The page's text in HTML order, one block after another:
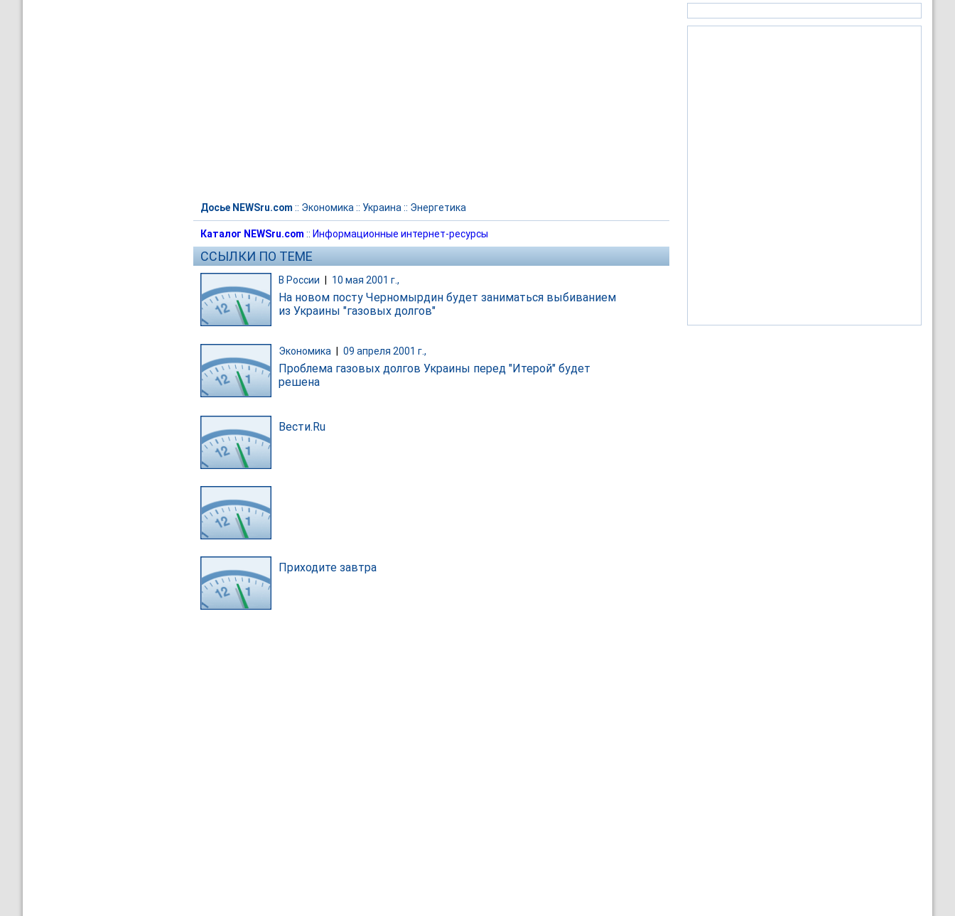
Досье NEWSru.com :: Экономика :: Украина :: Энергетика
Каталог NEWSru.com :: Информационные интернет-ресурсы
ССЫЛКИ ПО ТЕМЕ
В России 10 мая 2001 г.,
На новом посту Черномырдин будет заниматься выбиванием
из Украины "газовых долгов"
Экономика 09 апреля 2001 г.,
Проблема газовых долгов Украины перед "Итерой" будет
решена
Вести.Ru
Приходите завтра